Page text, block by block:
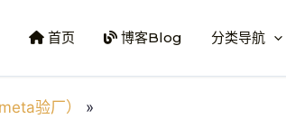
首页 博客Blog 分类导航
验厂）